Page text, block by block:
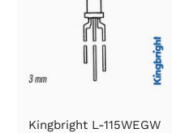
Kingbright L-115WEGW